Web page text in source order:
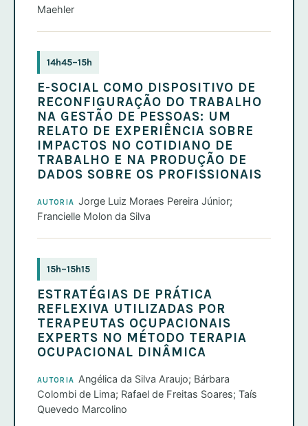
Maehler
14h45–15h
E-SOCIAL COMO DISPOSITIVO DE
RECONFIGURAÇÃO DO TRABALHO
NA GESTÃO DE PESSOAS: UM
RELATO DE EXPERIÊNCIA SOBRE
IMPACTOS NO COTIDIANO DE
TRABALHO E NA PRODUÇÃO DE
DADOS SOBRE OS PROFISSIONAIS
AUTORIA Jorge Luiz Moraes Pereira Júnior;
Francielle Molon da Silva
15h–15h15
ESTRATÉGIAS DE PRÁTICA
REFLEXIVA UTILIZADAS POR
TERAPEUTAS OCUPACIONAIS
EXPERTS NO MÉTODO TERAPIA
OCUPACIONAL DINÂMICA
AUTORIA Angélica da Silva Araujo; Bárbara
Colombi de Lima; Rafael de Freitas Soares; Taís
Quevedo Marcolino